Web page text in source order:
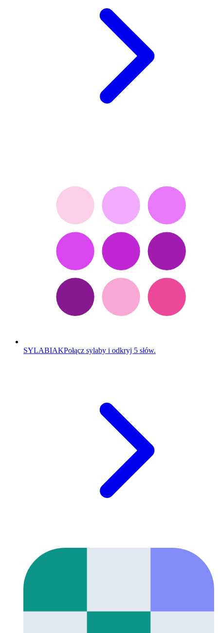
SYLABIAKPołącz sylaby i odkryj 5 słów.